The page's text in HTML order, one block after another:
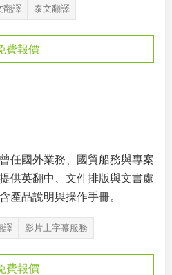
翻譯 泰文翻譯
費報價
任國外業務、國貿船務與專案
供英翻中、文件排版與文書處
產品說明與操作手冊。
譯 影片上字幕服務
費報價